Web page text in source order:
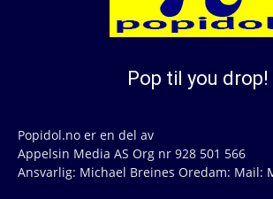
Pop til you drop!
Popidol.no er en del av
Appelsin Media AS Org nr 928 501 566
Ansvarlig: Michael Breines Oredam: Mail: